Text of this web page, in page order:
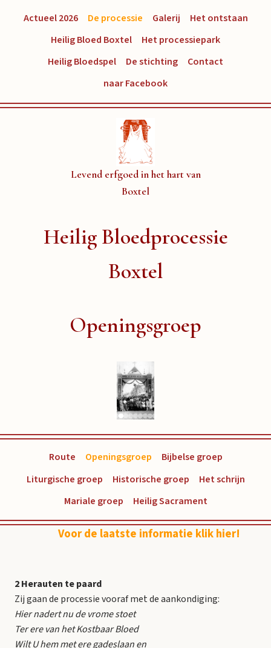
Actueel 2026 De processie Galerij
Het ontstaan
Heilig Bloed Boxtel
Het processiepark
Heilig Bloedspel
De stichting
Contact
naar Facebook
Levend erfgoed in het hart van
Boxtel
Heilig Bloedprocessie
Boxtel
Openingsgroep
Route Openingsgroep
Bijbelse groep
Liturgische groep
Historische groep
Het schrijn
Mariale groep
Heilig Sacrament
Voor de laatste informatie klik hier!
2 Herauten te paard
Zij gaan de processie vooraf met de aankondiging:
Hier nadert nu de vrome stoet
Ter ere van het Kostbaar Bloed
Wilt U hem met ere gadeslaan en